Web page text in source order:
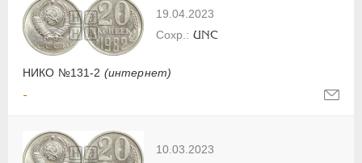
19.04.2023
НИКО №131-2 (интернет)
UNC
-
10.03.2023